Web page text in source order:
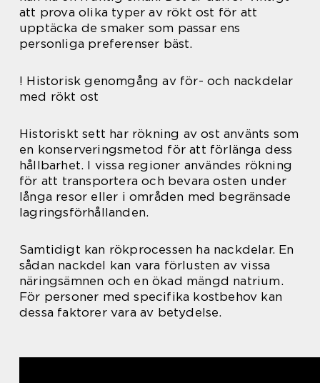
att prova olika typer av rökt ost för att
upptäcka de smaker som passar ens
personliga preferenser bäst.
! Historisk genomgång av för- och nackdelar
med rökt ost
Historiskt sett har rökning av ost använts som
en konserveringsmetod för att förlänga dess
hållbarhet. I vissa regioner användes rökning
för att transportera och bevara osten under
långa resor eller i områden med begränsade
lagringsförhållanden.
Samtidigt kan rökprocessen ha nackdelar. En
sådan nackdel kan vara förlusten av vissa
näringsämnen och en ökad mängd natrium.
För personer med specifika kostbehov kan
dessa faktorer vara av betydelse.